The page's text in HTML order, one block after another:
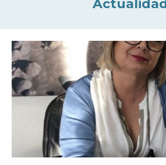
Actualidad